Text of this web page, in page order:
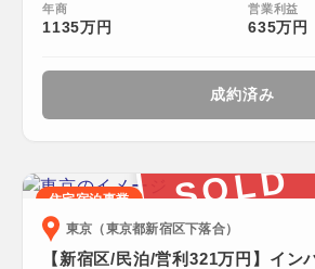
年商
1135万円
営業利益
635万円
成約済み
SOLD
住宅宿泊事業
東京（東京都新宿区下落合）
【新宿区/民泊/営利321万円】イン